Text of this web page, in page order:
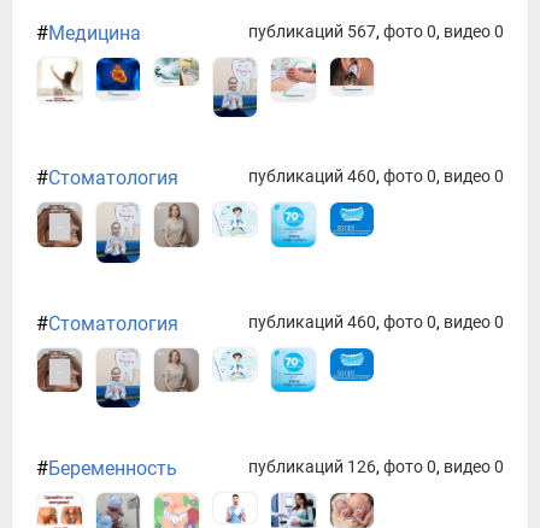
#Медицина публикаций 567, фото 0, видео 0
#Стоматология публикаций 460,фото 0, видео 0
#Стоматология публикаций 460, фото 0, видео 0
#Беременность публикаций 126, фото 0, видео 0